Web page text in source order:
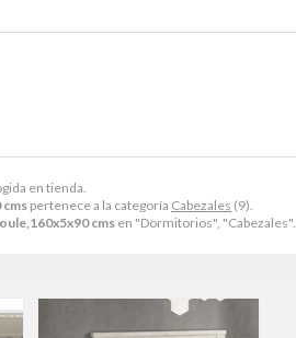
en tienda.
cms pertenece a la categoría Cabezales (9).
cms en "Dormitorios", "Cabezales".